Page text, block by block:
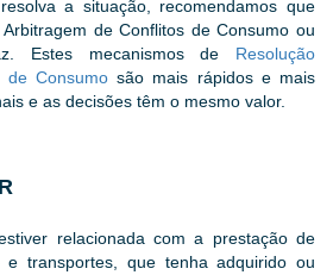
a situação, recomendamos que
de Conflitos de Consumo ou
Estes mecanismos de Resolução
de Consumosão mais rápidos e mais
e as decisões têm o mesmo valor.
relacionada com a prestação de
e transportes, que tenha adquirido ou